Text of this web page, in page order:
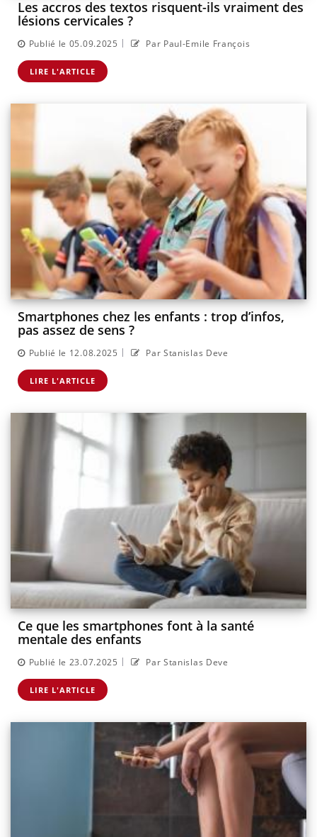
Les accros des textos risquent-ils vraiment des
lésions cervicales ?
Publié le 05.09.2025 | Par Paul-Emile François
LIRE L'ARTICLE
Smartphones chez les enfants : trop d’infos,
pas assez de sens ?
Publié le 12.08.2025 | Par Stanislas Deve
LIRE L'ARTICLE
Ce que les smartphones font à la santé
mentale des enfants
Publié le 23.07.2025 | Par Stanislas Deve
LIRE L'ARTICLE